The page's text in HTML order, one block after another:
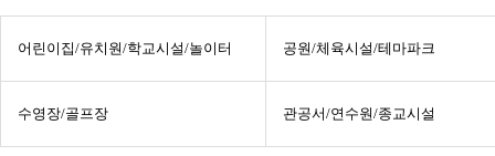
어린이집/유치원/학교시설/놀이터 공원/체육시설/테마파크
수영장/골프장 관공서/연수원/종교시설